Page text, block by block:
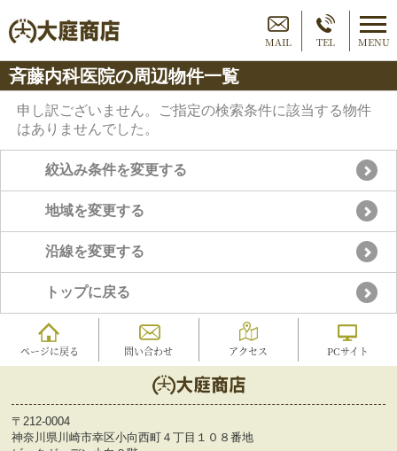
MAIL TEL MENU
斉藤内科医院の周辺物件一覧
申し訳ございません。ご指定の検索条件に該当する物件
はありませんでした。
絞込み条件を変更する
地域を変更する
沿線を変更する
トップに戻る
ページに戻る 問い合わせ アクセス PCサイト
〒212-0004
神奈川県川崎市幸区小向西町４丁目１０８番地